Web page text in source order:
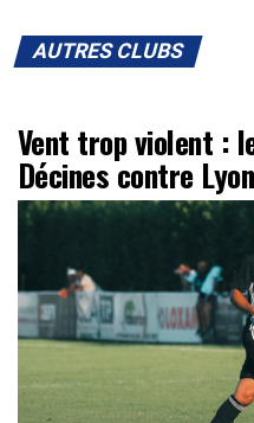
AUTRES CLUBS
Vent trop violent :
Décines contre